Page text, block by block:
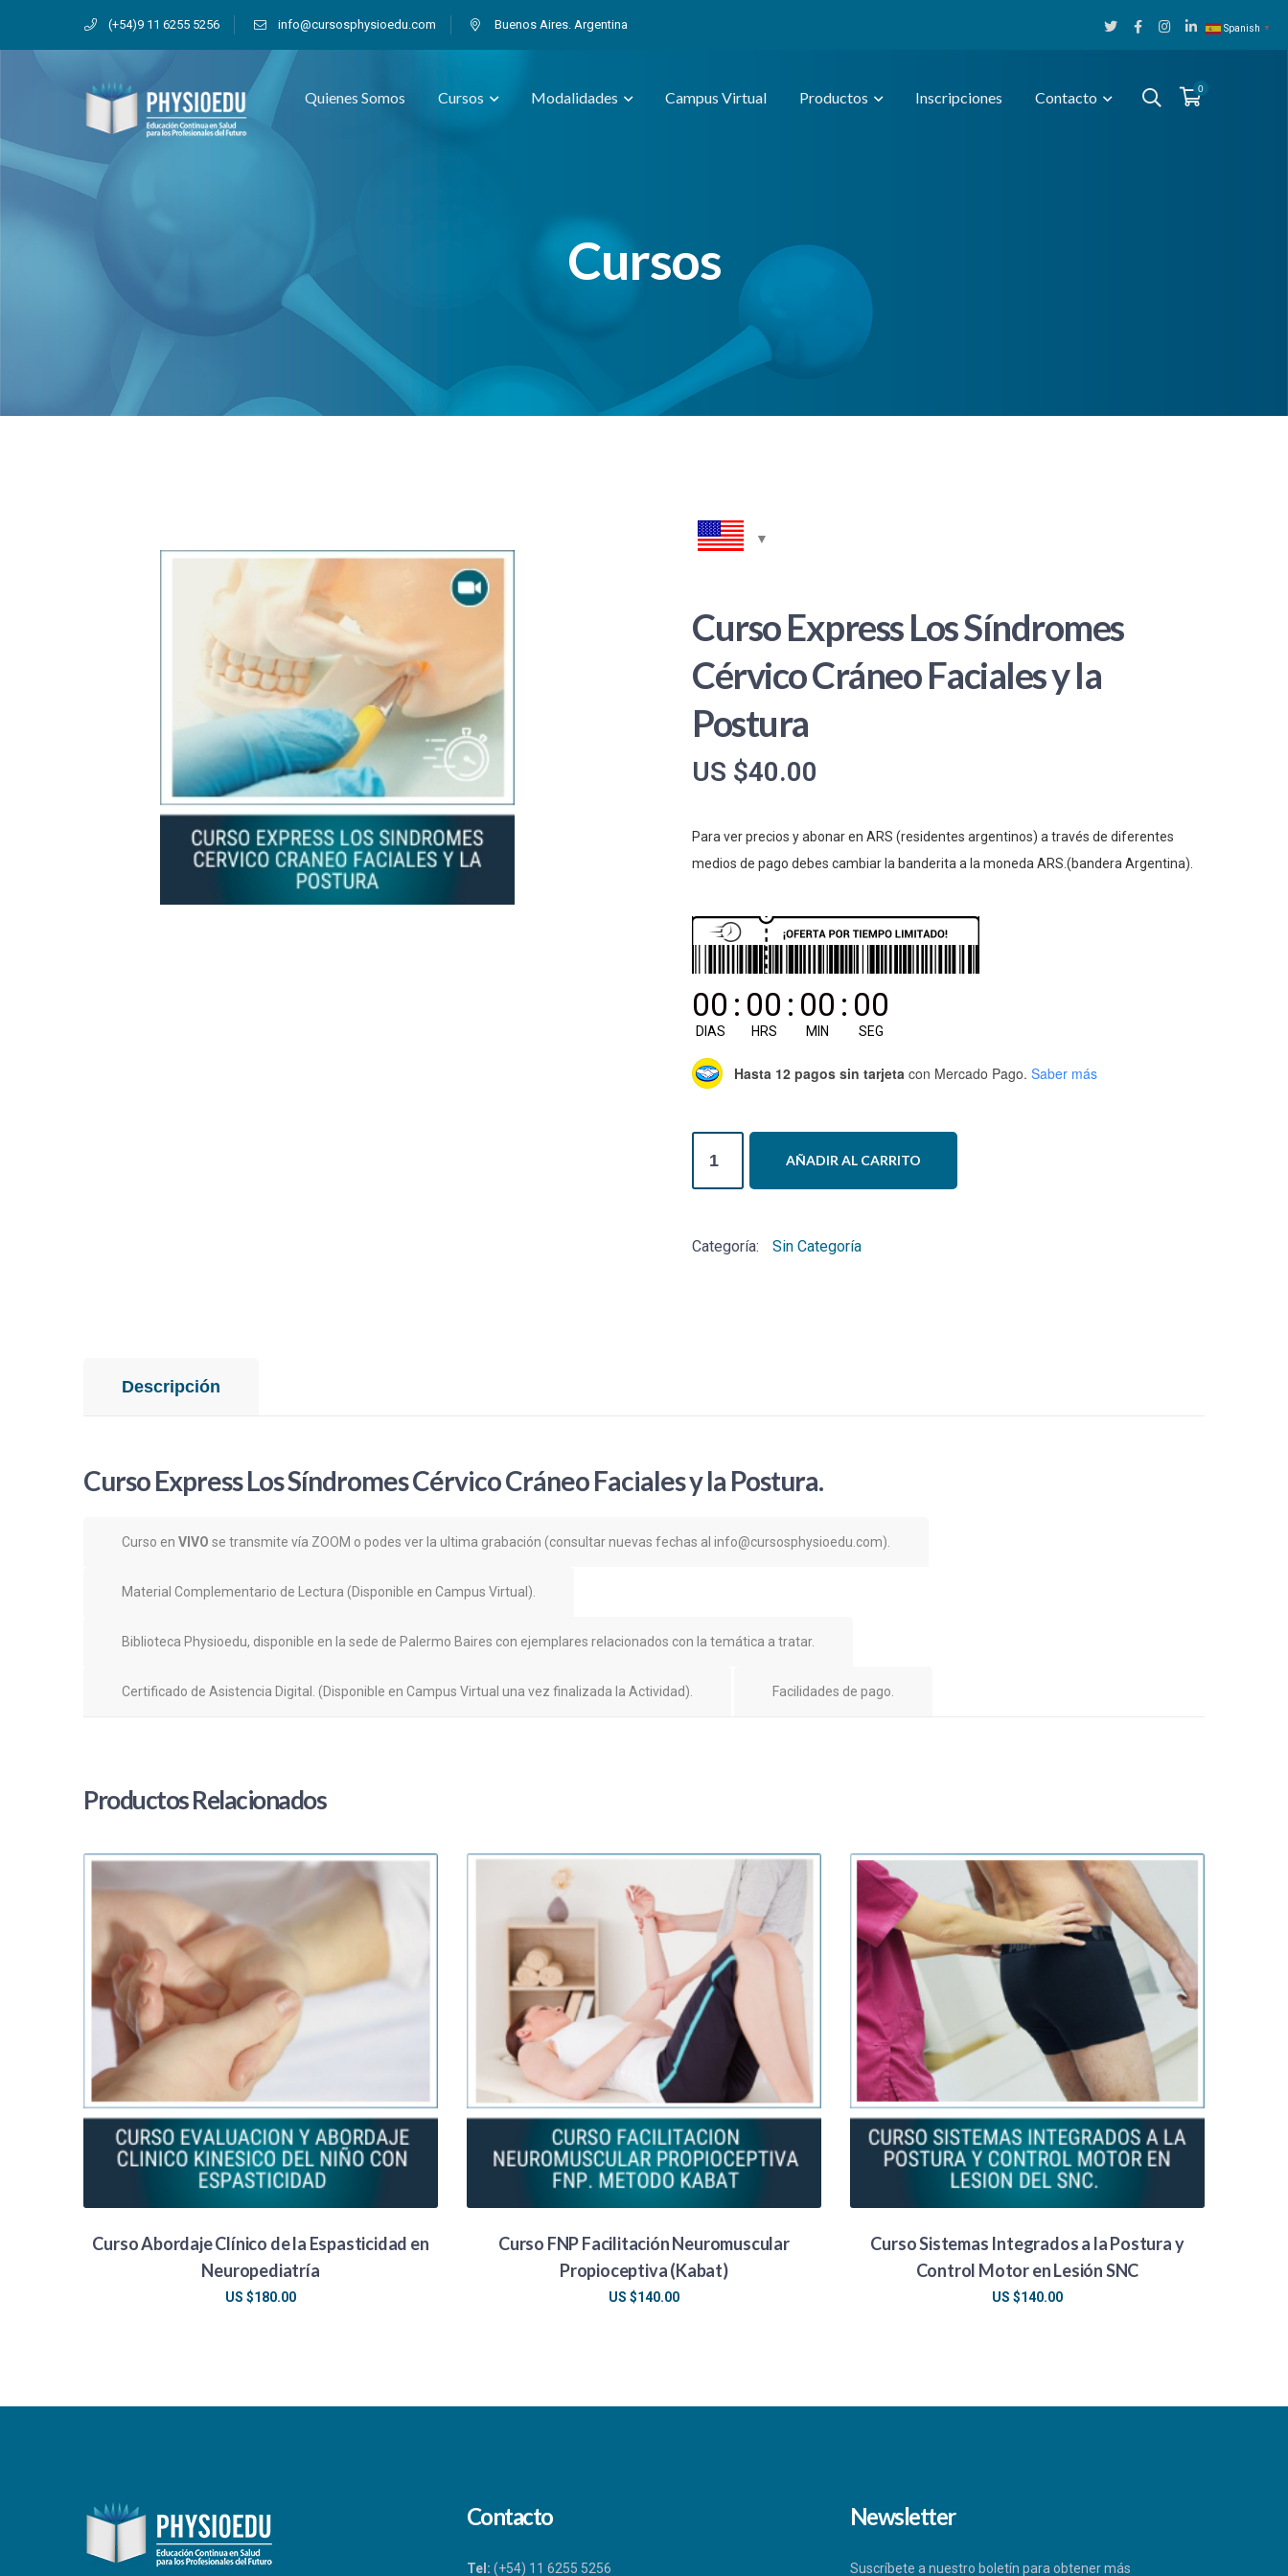
(+54)9 11 6255 5256 info@cursosphysioedu.com Buenos Aires. Argentina
TwitterFacebookInstagram
LinkedIn
0
Quienes Somos Cursos Modalidades Campus Virtual Productos Inscripciones Contacto
Cursos
Curso Express Los Síndromes
Cérvico Cráneo Faciales y la
Postura
US $40.00
Para ver precios y abonar en ARS (residentes argentinos) a través de diferentes
medios de pago debes cambiar la banderita a la moneda ARS.(bandera Argentina).
00
DIAS
: 00
HRS
: 00
MIN
: 00
SEG
Hasta 12 pagos sin tarjeta con Mercado Pago. Saber más
Express
Cérvico
AÑADIR AL CARRITO
Categoría: Sin Categoría
Descripción
Curso Express Los Síndromes Cérvico Cráneo Faciales y la Postura.
Curso en VIVO se transmite vía ZOOM o podes ver la ultima grabación (consultar nuevas fechas al info@cursosphysioedu.com).
Material Complementario de Lectura (Disponible en Campus Virtual).
Biblioteca Physioedu, disponible en la sede de Palermo Baires con ejemplares relacionados con la temática a tratar.
Certificado de Asistencia Digital. (Disponible en Campus Virtual una vez finalizada la Actividad). Facilidades de pago.
Productos Relacionados
Curso Abordaje Clínico de la Espasticidad en
Neuropediatría
US $180.00
Curso FNP Facilitación Neuromuscular
Propioceptiva (Kabat)
US $140.00
Curso Sistemas Integrados a la Postura y
Control Motor en Lesión SNC
US $140.00
PHYSIOEDU
Respondemos a la brevedad
Contacto
Tel: (+54) 11 6255 5256
Newsletter
Suscríbete a nuestro boletín para obtener más
Spanish ▼